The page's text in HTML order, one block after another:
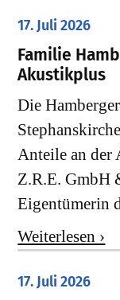
17. Juli 2026
Familie
Akustikplus
Die
Anteile an der
Z.R.E. GmbH
Eigentümerin
Weiterlesen ›
17. Juli 2026